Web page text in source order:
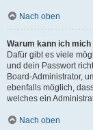
Nach oben
Warum kann ich
Dafür gibt es viele
und dein Passwort
Board-Administrator,
ebenfalls möglich,
welches ein
Nach oben